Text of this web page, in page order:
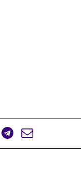
 